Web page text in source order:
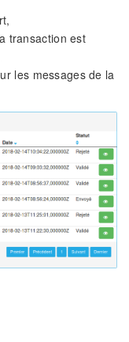
transaction est
les messages de la